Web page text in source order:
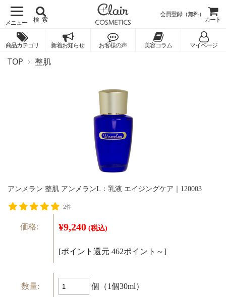
検索
会員登録（無料）
カート
商品カテゴリ 新着お知らせ お客様の声 美容コラム マイページ
TOP 整肌
アンメラン 整肌 アンメランL：乳液 エイジングケア｜120003
2件
価格: ¥9,240 (税込)
[ポイント還元 462ポイント～]
数量: 個（1個30ml）